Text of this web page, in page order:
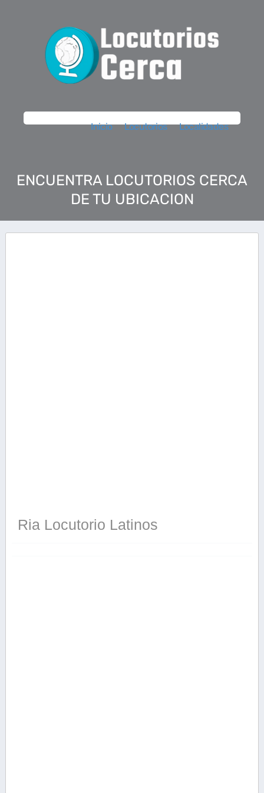
Inicio Locutorios Localidades
ENCUENTRA LOCUTORIOS CERCA
DE TU UBICACION
Ria Locutorio Latinos